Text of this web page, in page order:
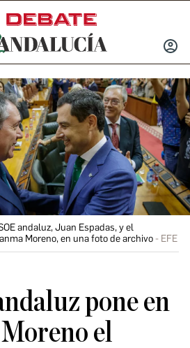
INICIAR
andaluz, Juan Espadas, y el
Moreno, en una foto de archivo
EFE
pone en
el